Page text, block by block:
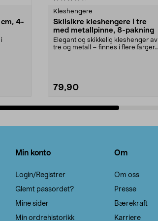
4-
Kleshengere
Sklisikre kleshengere i tre
med metallpinne, 8-pakning
Elegant og skikkelig kleshenger av
tre og metall – finnes i flere farger.
79,90
Min konto
Login/Registrer
Glemt passordet?
Mine sider
Min ordrehistorikk
Om
Om oss
Presse
Bærekraft
Karriere